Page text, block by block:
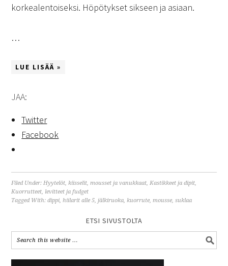
korkealentoiseksi. Höpötykset sikseen ja asiaan.
…
LUE LISÄÄ »
JAA:
Twitter
Facebook
Filed Under:Hyytelöt, kiisselit, mousset ja vanukkaat,Kastikkeet ja dipit,
Kuorrutteet, levitteet ja fudget
Tagged With:dippi,hiilarit alle 5,jälkiruoka,kuorrute,mousse,suklaa
ETSI SIVUSTOLTA